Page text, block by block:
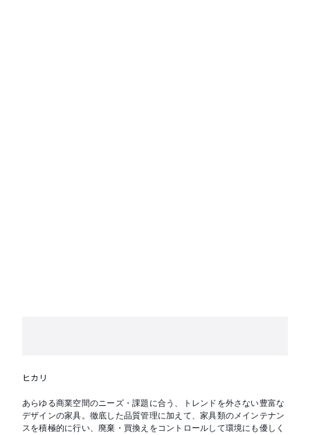
ヒカリ
あらゆる商業空間のニーズ・課題に合う、トレンドを外さない豊富な
デザインの家具。徹底した品質管理に加えて、家具類のメインテナン
スを積極的に行い、廃棄・買換えをコントロールして環境にも優しく